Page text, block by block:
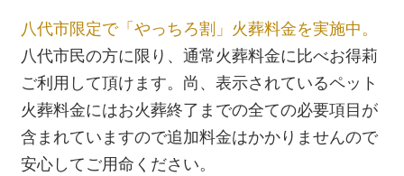
八代市限定で「やっちろ割」火葬料金を実施中。
八代市民の方に限り、通常火葬料金に比べお得莉
ご利用して頂けます。尚、表示されているペット
火葬料金にはお火葬終了までの全ての必要項目が
含まれていますので追加料金はかかりませんので
安心してご用命ください。